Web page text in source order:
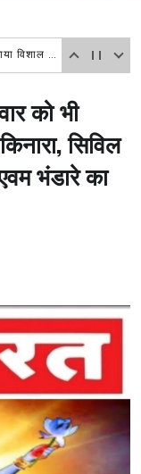
श्रावण माह में हिंदू सुरक्षा सेवा संघ रायवाला मंडल ने लगाया विशाल भंडारा, चिकित्सा शिविर में भी लोगों ने उठाया लाभ
को भी
सिविल
भंडारे का